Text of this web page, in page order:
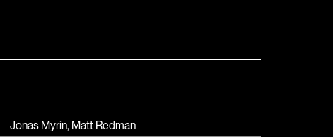
Jonas Myrin, Matt Redman